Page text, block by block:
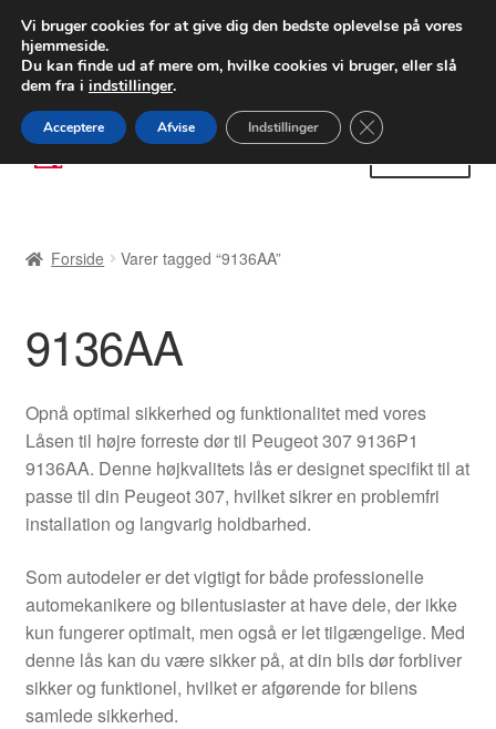
LEVERING fra 55 kr.
FEDEX verdensomspændende forsendelse
80 82 72 02
Spring
til
Spring
til
Betalinger
Kasse
Klageprocedure
Kontakte
Kurv
Levering
Min Konto
Forside Varer tagged “9136AA”
9136AA
Opnå optimal sikkerhed og funktionalitet med vores
Låsen til højre forreste dør til Peugeot 307 9136P1
9136AA. Denne højkvalitets lås er designet specifikt til at
passe til din Peugeot 307, hvilket sikrer en problemfri
installation og langvarig holdbarhed.
Som autodeler er det vigtigt for både professionelle
automekanikere og bilentusiaster at have dele, der ikke
kun fungerer optimalt, men også er let tilgængelige. Med
denne lås kan du være sikker på, at din bils dør forbliver
sikker og funktionel, hvilket er afgørende for bilens
samlede sikkerhed.
Vi bruger cookies for at give dig den bedste oplevelse på vores
hjemmeside.
Du kan finde ud af mere om, hvilke cookies vi bruger, eller slå
dem fra i indstillinger.
Acceptere Afvise Indstillinger Close GDPR